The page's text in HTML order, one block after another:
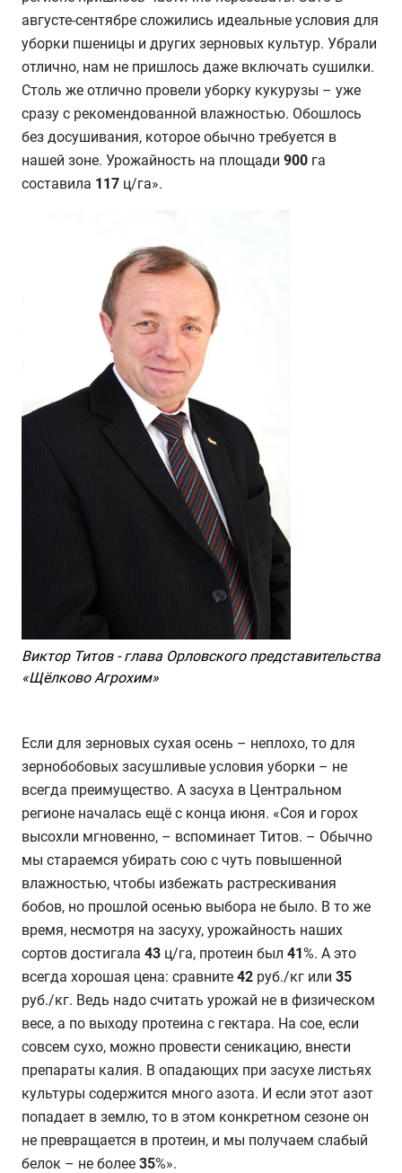
августе-сентябре сложились идеальные условия для
уборки пшеницы и других зерновых культур. Убрали
отлично, нам не пришлось даже включать сушилки.
Столь же отлично провели уборку кукурузы – уже
сразу с рекомендованной влажностью. Обошлось
без досушивания, которое обычно требуется в
нашей зоне. Урожайность на площади 900 га
составила 117 ц/га».
Виктор Титов - глава Орловского представительства
«Щёлково Агрохим»
Если для зерновых сухая осень – неплохо, то для
зернобобовых засушливые условия уборки – не
всегда преимущество. А засуха в Центральном
регионе началась ещё с конца июня. «Соя и горох
высохли мгновенно, – вспоминает Титов. – Обычно
мы стараемся убирать сою с чуть повышенной
влажностью, чтобы избежать растрескивания
бобов, но прошлой осенью выбора не было. В то же
время, несмотря на засуху, урожайность наших
сортов достигала 43 ц/га, протеин был 41%. А это
всегда хорошая цена: сравните 42 руб./кг или 35
руб./кг. Ведь надо считать урожай не в физическом
весе, а по выходу протеина с гектара. На сое, если
совсем сухо, можно провести сеникацию, внести
препараты калия. В опадающих при засухе листьях
культуры содержится много азота. И если этот азот
попадает в землю, то в этом конкретном сезоне он
не превращается в протеин, и мы получаем слабый
белок – не более 35%».